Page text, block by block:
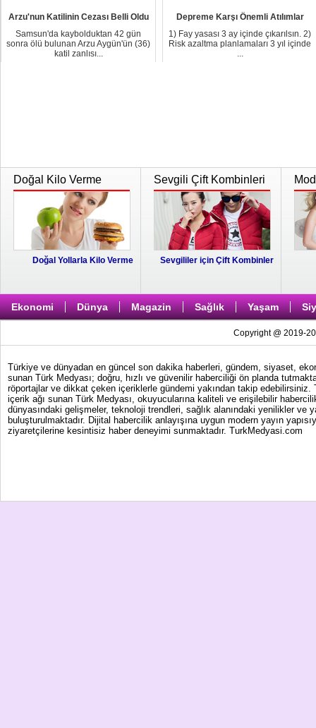
Arzu'nun Katilinin Cezası Belli Oldu
Samsun'da kaybolduktan 42 gün
sonra ölü bulunan Arzu Aygün'ün (36)
katil zanlısı...
Depreme Karşı Önemli Atılımlar
1) Fay yasası 3 ay içinde çıkarılsın. 2)
Risk azaltma planlamaları 3 yıl içinde
...
Doğal Kilo Verme
Doğal Yollarla Kilo Verme
Sevgili Çift Kombinleri
Sevgililer için Çift Kombinler
Ekonomi Dünya Magazin Sağlık Yaşam
Copyright @ 2019-
Türkiye ve dünyadan en güncel son dakika haberleri, gündem, siyaset,
sunan Türk Medyası; doğru, hızlı ve güvenilir haberciliği ön planda
röportajlar ve dikkat çeken içeriklerle gündemi yakından takip
içerik ağı sunan Türk Medyası, okuyucularına kaliteli ve erişilebilir
dünyasındaki gelişmeler, teknoloji trendleri, sağlık alanındaki yenilikler
buluşturulmaktadır. Dijital habercilik anlayışına uygun modern yayın
ziyaretçilerine kesintisiz haber deneyimi sunmaktadır. TurkMedyasi.com